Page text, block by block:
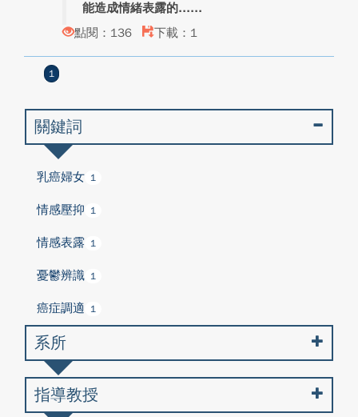
能造成情緒表露的...
點閱：136
下載：1
1
關鍵詞
乳癌婦女 1
情感壓抑 1
情感表露 1
憂鬱辨識 1
癌症調適 1
系所
指導教授